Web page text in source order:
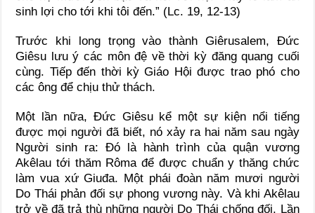
sinh lợi cho tới khi tôi đến.” (Lc. 19, 12-13)
Trước khi long trọng vào thành Giêrusalem, Đức
Giêsu lưu ý các môn đệ về thời kỳ đăng quang cuối
cùng. Tiếp đến thời kỳ Giáo Hội được trao phó cho
các ông để chịu thử thách.
Một lần nữa, Đức Giêsu kể một sự kiện nổi tiếng
được mọi người đã biết, nó xảy ra hai năm sau ngày
Người sinh ra: Đó là hành trình của quận vương
Akêlau tới thăm Rôma để được chuẩn y thăng chức
làm vua xứ Giuđa. Một phái đoàn năm mươi người
Do Thái phản đối sự phong vương này. Và khi Akêlau
trở về đã trả thù những người Do Thái chống đối. Lần